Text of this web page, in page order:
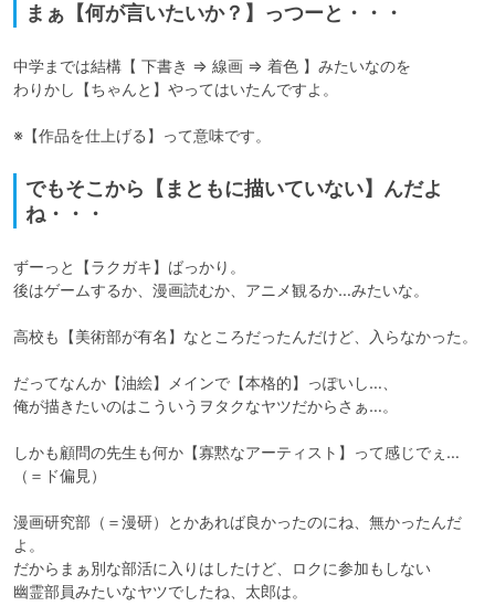
まぁ【何が言いたいか？】っつーと・・・
中学までは結構【 下書き ⇒ 線画 ⇒ 着色 】みたいなのを
わりかし【ちゃんと】やってはいたんですよ。
※【作品を仕上げる】って意味です。
でもそこから【まともに描いていない】んだよ
ね・・・
ずーっと【ラクガキ】ばっかり。
後はゲームするか、漫画読むか、アニメ観るか…みたいな。
高校も【美術部が有名】なところだったんだけど、入らなかった。
だってなんか【油絵】メインで【本格的】っぽいし…、
俺が描きたいのはこういうヲタクなヤツだからさぁ…。
しかも顧問の先生も何か【寡黙なアーティスト】って感じでぇ…
（＝ド偏見）
漫画研究部（＝漫研）とかあれば良かったのにね、無かったんだ
よ。
だからまぁ別な部活に入りはしたけど、ロクに参加もしない
幽霊部員みたいなヤツでしたね、太郎は。